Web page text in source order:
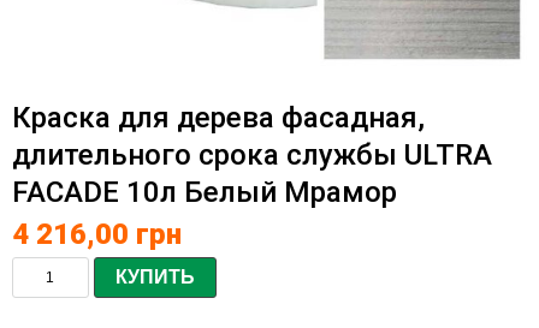
Краска для дерева фасадная,
длительного срока службы ULTRA
FACADE 10л Белый Мрамор
4 216,00 грн
КУПИТЬ